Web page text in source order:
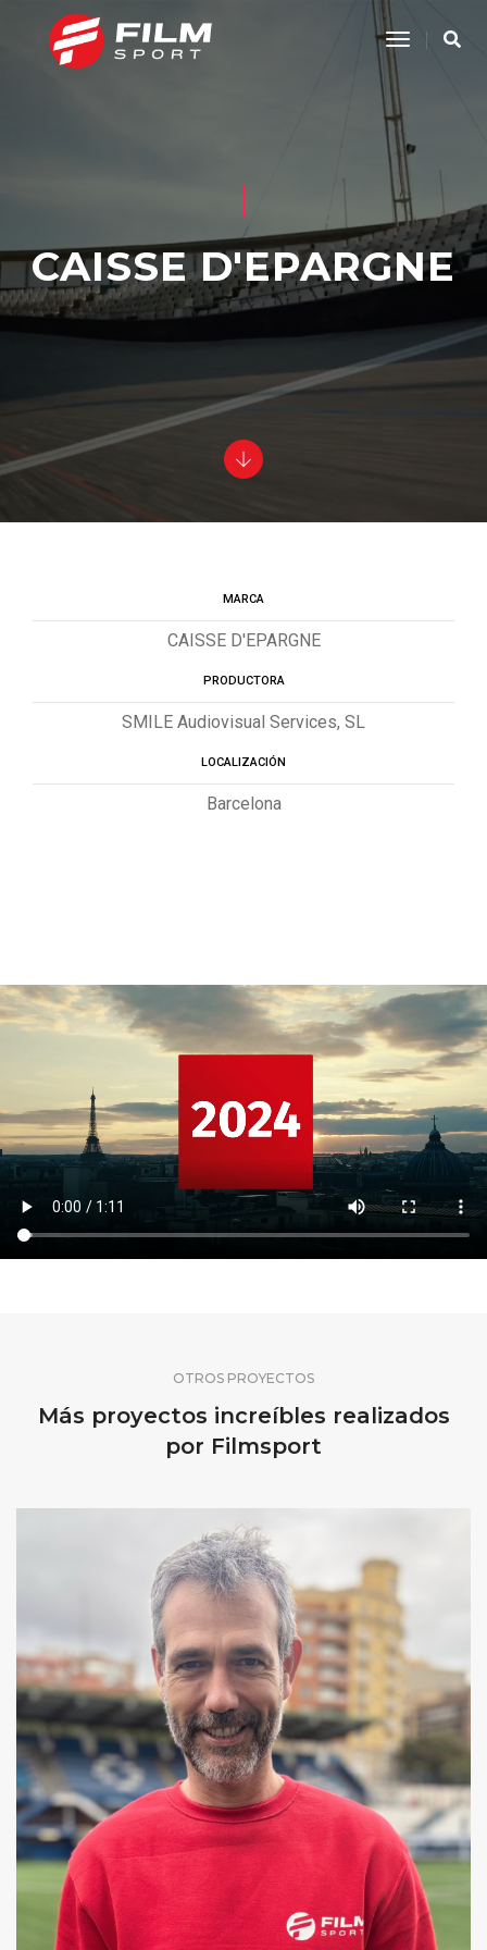
Toggle
CAISSE D'EPARGNE
MARCA
CAISSE D'EPARGNE
PRODUCTORA
SMILE Audiovisual Services, SL
LOCALIZACIÓN
Barcelona
OTROS PROYECTOS
Más proyectos increíbles realizados
por Filmsport